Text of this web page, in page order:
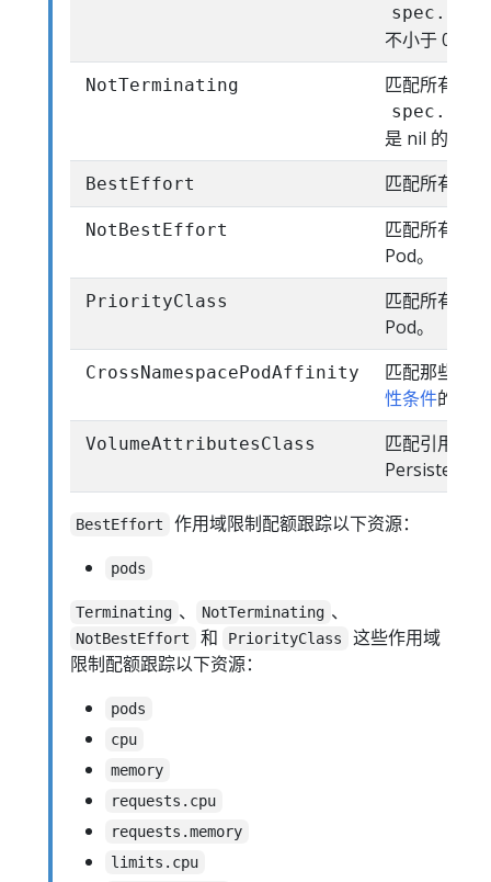
不小于 0 的
NotTerminating 匹配所有
是 nil 的 Pod
BestEffort 匹配所有
NotBestEffort
匹配所有
Pod。
PriorityClass
匹配所有引
Pod。
CrossNamespacePodAffinity
匹配那些设
性条件的
VolumeAttributesClass
匹配引用了
BestEffort 作用域限制配额跟踪以下资源：
pods
Terminating 、 NotTerminating 、
NotBestEffort 和 PriorityClass
这些作用域
限制配额跟踪以下资源：
pods
cpu
memory
requests.cpu
requests.memory
limits.cpu